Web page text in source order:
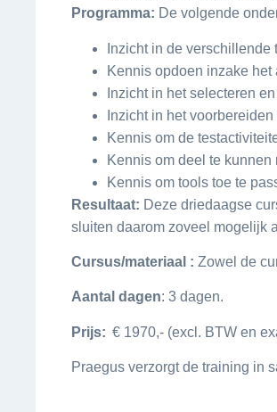
Programma: De volgende
Inzicht in de verschillende
Kennis opdoen inzake
Inzicht in het selecteren
Inzicht in het
Kennis om de
Kennis om deel te
Kennis om tools toe te
Resultaat: Deze driedaagse
sluiten daarom zoveel mogelijk
Cursus/materiaal : Zowel de
Aantal dagen: 3 dagen.
Prijs: € 1970,- (excl. BTW en
Praegus verzorgt de training in